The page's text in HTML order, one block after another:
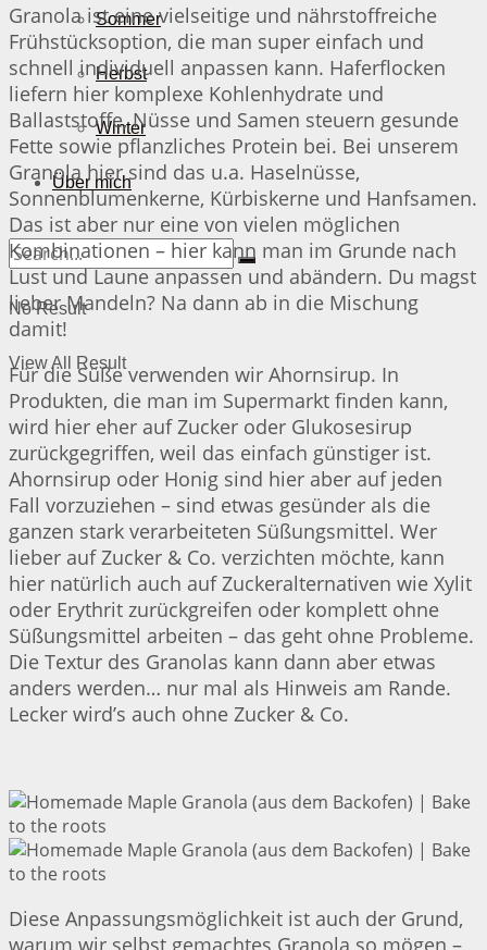
Sommer
Herbst
Winter
Über mich
No Result
View All Result
Granola ist eine vielseitige und nährstoffreiche
Frühstücksoption, die man super einfach und
schnell individuell anpassen kann. Haferflocken
liefern hier komplexe Kohlenhydrate und
Ballaststoffe, Nüsse und Samen steuern gesunde
Fette sowie pflanzliches Protein bei. Bei unserem
Granola hier sind das u.a. Haselnüsse,
Sonnenblumenkerne, Kürbiskerne und Hanfsamen.
Das ist aber nur eine von vielen möglichen
Kombinationen – hier kann man im Grunde nach
Lust und Laune anpassen und abändern. Du magst
lieber Mandeln? Na dann ab in die Mischung
damit!
Für die Süße verwenden wir Ahornsirup. In
Produkten, die man im Supermarkt finden kann,
wird hier eher auf Zucker oder Glukosesirup
zurückgegriffen, weil das einfach günstiger ist.
Ahornsirup oder Honig sind hier aber auf jeden
Fall vorzuziehen – sind etwas gesünder als die
ganzen stark verarbeiteten Süßungsmittel. Wer
lieber auf Zucker & Co. verzichten möchte, kann
hier natürlich auch auf Zuckeralternativen wie Xylit
oder Erythrit zurückgreifen oder komplett ohne
Süßungsmittel arbeiten – das geht ohne Probleme.
Die Textur des Granolas kann dann aber etwas
anders werden… nur mal als Hinweis am Rande.
Lecker wird’s auch ohne Zucker & Co.
Diese Anpassungsmöglichkeit ist auch der Grund,
warum wir selbst gemachtes Granola so mögen –